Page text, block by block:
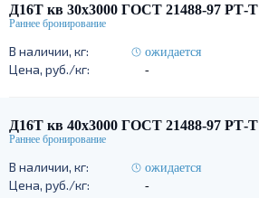
Д16Т кв 30х3000 ГОСТ 21488-97 РТ-Т
ожидается
-
Д16Т кв 40х3000 ГОСТ 21488-97 РТ-Т
ожидается
-